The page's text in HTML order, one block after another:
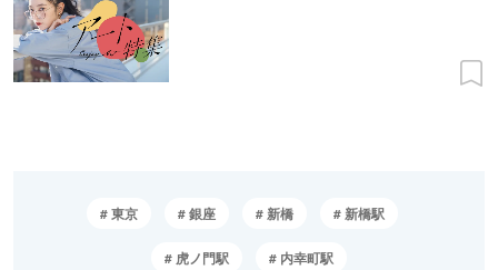
東京 銀座 新橋 新橋駅
虎ノ門駅 内幸町駅